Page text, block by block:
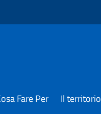
Fare Per Il territorio